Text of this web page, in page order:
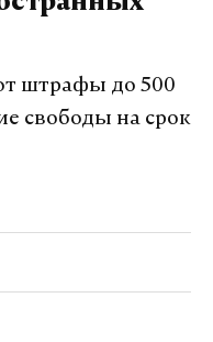
точки зрения
несоразмерное
пьесу.
у ряда
та ситуация в
штрафы до 500
свободы на срок